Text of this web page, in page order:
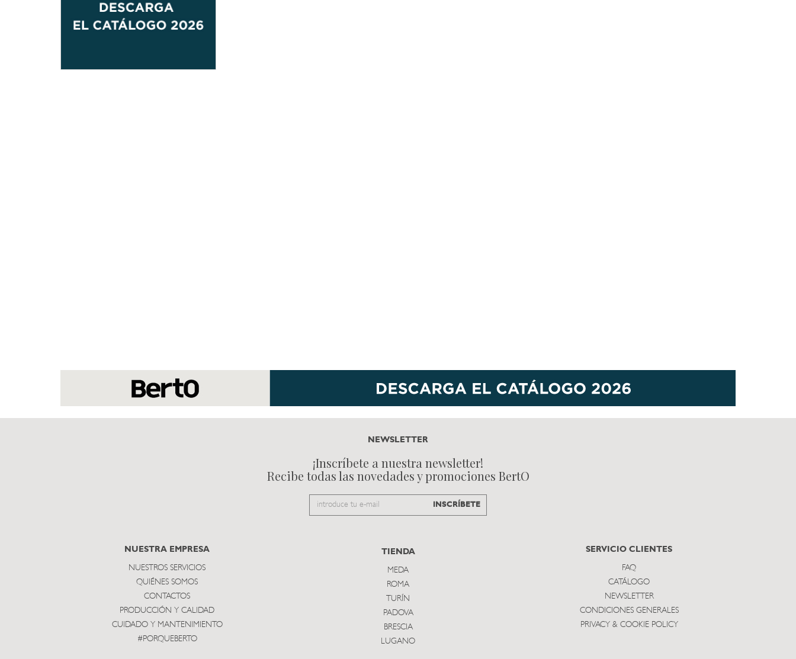
NEWSLETTER
¡Inscríbete a nuestra newsletter!
Recibe todas las novedades y promociones BertO
Email
INSCRÍBETE
NUESTRA EMPRESA
NUESTROS SERVICIOS
QUIÉNES SOMOS
CONTACTOS
PRODUCCIÓN Y CALIDAD
CUIDADO Y MANTENIMIENTO
#PORQUEBERTO
TIENDA
MEDA
ROMA
TURÍN
PADOVA
BRESCIA
LUGANO
SERVICIO CLIENTES
FAQ
CATÁLOGO
NEWSLETTER
CONDICIONES GENERALES
PRIVACY & COOKIE POLICY